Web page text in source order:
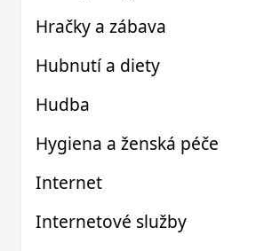
Hračky a zábava
Hubnutí a diety
Hudba
Hygiena a ženská péče
Internet
Internetové služby